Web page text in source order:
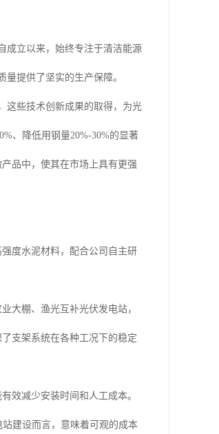
成立以来，始终专注于清洁能源
提供了坚实的生产保障。
这些技术创新成果的取得，为光
、降低用钢量20%-30%的显著
品中，使其在市场上具有更强
度水泥材料，配合公司自主研
大棚、渔光互补光伏发电站，
支架系统在各种工况下的稳定
效减少安装时间和人工成本。
建设而言，意味着可观的成本